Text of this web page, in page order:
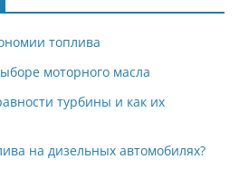
топлива
моторного масла
турбины и как их
на дизельных автомобилях?